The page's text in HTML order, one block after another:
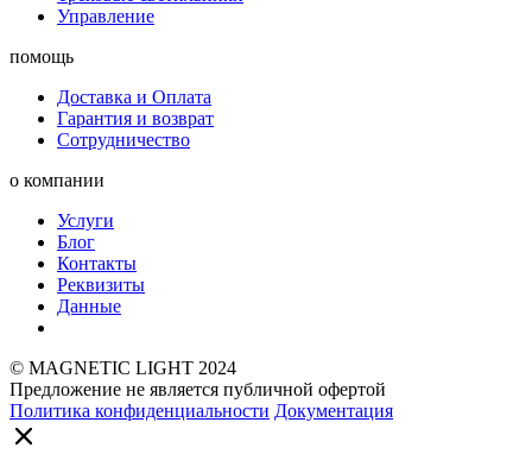
Управление
помощь
Доставка и Оплата
Гарантия и возврат
Сотрудничество
о компании
Услуги
Блог
Контакты
Реквизиты
Данные
© MAGNETIC LIGHT 2024
Предложение не является публичной офертой
Политика конфиденциальности Документация